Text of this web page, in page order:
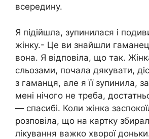
всередину.
Я підійшла, зупинилася і
жінку.- Це ви знайшли
вона. Я відповіла, що так.
сльозами, почала дякувати,
з гаманця, але я її зупинила,
мені нічого не треба,
— спасибі. Коли жінка
розповіла, що на картку
лікування важко хворої